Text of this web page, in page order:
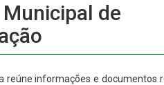
Municipal de
reúne informações e documentos